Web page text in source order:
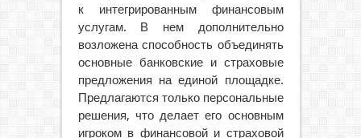
к интегрированным финансовым
услугам. В нем дополнительно
возложена способность объединять
основные банковские и страховые
предложения на единой площадке.
Предлагаются только персональные
решения, что делает его основным
игроком в финансовой и страховой